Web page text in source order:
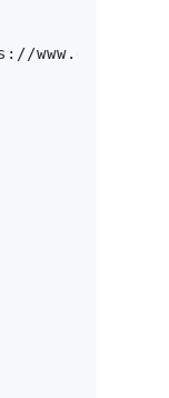
例](https://